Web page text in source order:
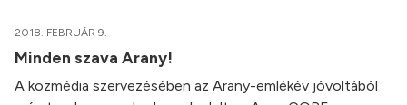
2018. FEBRUÁR 9.
Minden szava Arany!
A közmédia szervezésében az Arany-emlékév jóvoltából